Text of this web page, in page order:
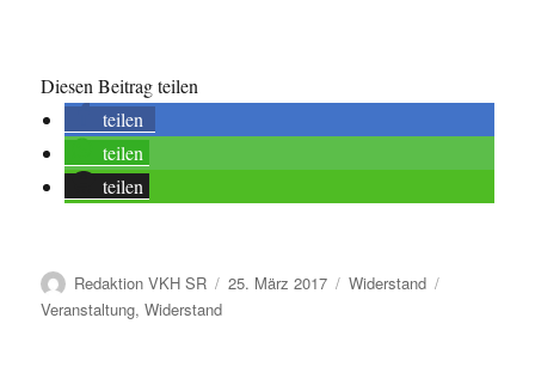
Diesen Beitrag teilen
teilen
teilen
teilen
Autor
Redaktion VKH SR
Veröffentlicht
25. März 2017 Kategorien
Widerstand
Veranstaltung,Widerstand